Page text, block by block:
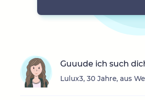
Guuude ich such
Lulux3, 30 Jahre, aus